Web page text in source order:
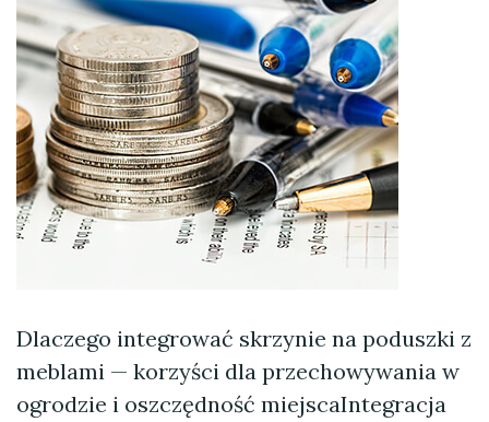
Dlaczego integrować skrzynie na poduszki z
meblami — korzyści dla przechowywania w
ogrodzie i oszczędność miejscaIntegracja